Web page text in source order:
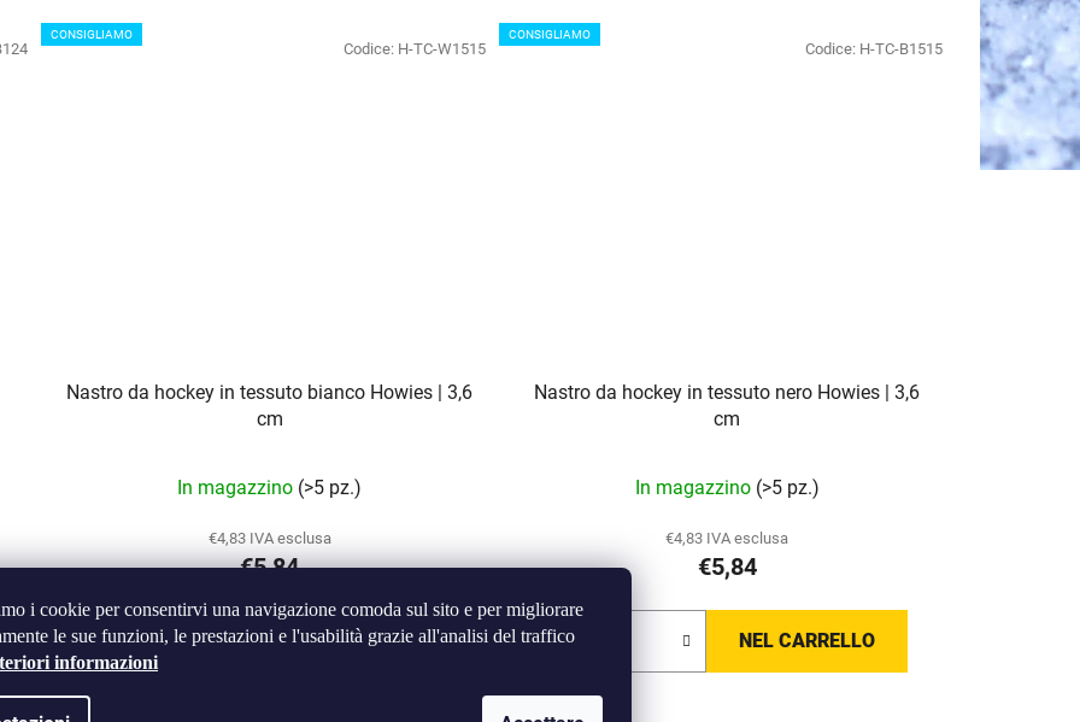
i cookie per consentirvi una navigazione comoda sul sito e per migliorare
le sue funzioni, le prestazioni e l'usabilità grazie all'analisi del traffico
informazioni
CONSIGLIAMO
Nastro da hockey in tessuto bianco Howies | 3,6
cm
valutazione
media
del
è
In magazzino (>5 pz.)
€4,83 IVA esclusa
€5,84
NEL CARRELLO
Codice: H-TC-W1515
CONSIGLIAMO
Nastro da hockey in tessuto nero Howies | 3,6
cm
valutazione
media
del
In magazzino (>5 pz.)
€4,83 IVA esclusa
€5,84
NEL CARRELLO
Codice: H-TC-B1515